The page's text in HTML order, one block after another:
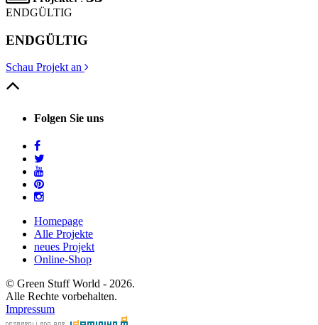
ENDGÜLTIG
ENDGÜLTIG
Schau Projekt an
Folgen Sie uns
Homepage
Alle Projekte
neues Projekt
Online-Shop
© Green Stuff World - 2026.
Alle Rechte vorbehalten.
Impressum